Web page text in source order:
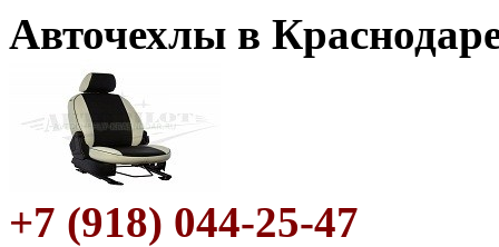
Авточехлы в
+7 (918) 044-25-47